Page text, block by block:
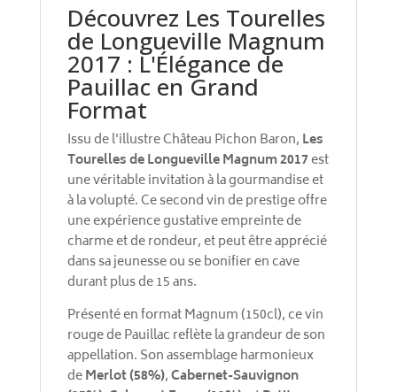
Découvrez Les Tourelles
de Longueville Magnum
2017 : L'Élégance de
Pauillac en Grand
Format
Issu de l'illustre Château Pichon Baron, Les
Tourelles de Longueville Magnum 2017est
une véritable invitation à la gourmandise et
à la volupté. Ce second vin de prestige offre
une expérience gustative empreinte de
charme et de rondeur, et peut être apprécié
dans sa jeunesse ou se bonifier en cave
durant plus de 15 ans.
Présenté en format Magnum (150cl), ce vin
rouge de Pauillac reflète la grandeur de son
appellation. Son assemblage harmonieux
deMerlot (58%),Cabernet-Sauvignon